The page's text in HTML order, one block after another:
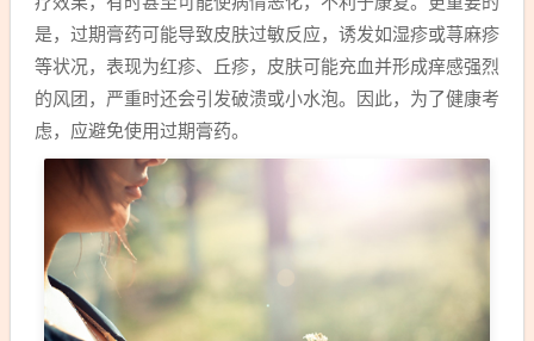
是，过期膏药可能导致皮肤过敏反应，诱发如湿疹或荨麻疹
等状况，表现为红疹、丘疹，皮肤可能充血并形成痒感强烈
的风团，严重时还会引发破溃或小水泡。因此，为了健康考
虑，应避免使用过期膏药。